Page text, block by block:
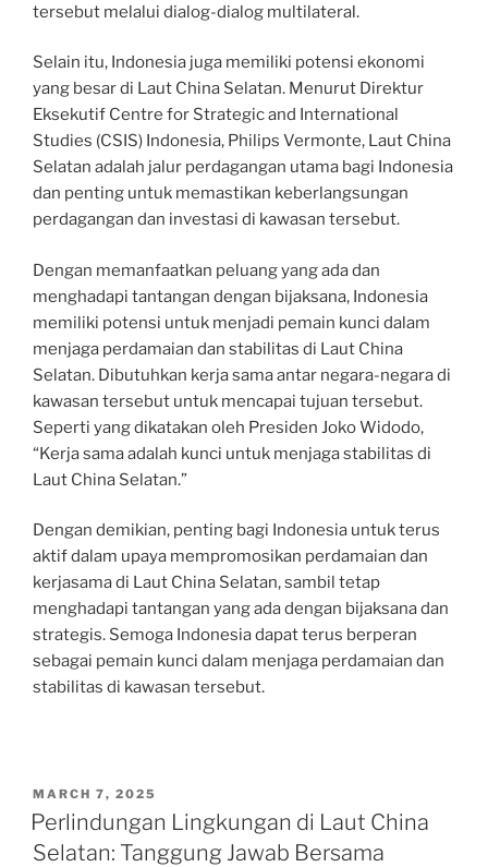
tersebut melalui dialog-dialog multilateral.
Selain itu, Indonesia juga memiliki potensi ekonomi
yang besar di Laut China Selatan. Menurut Direktur
Eksekutif Centre for Strategic and International
Studies (CSIS) Indonesia, Philips Vermonte, Laut China
Selatan adalah jalur perdagangan utama bagi Indonesia
dan penting untuk memastikan keberlangsungan
perdagangan dan investasi di kawasan tersebut.
Dengan memanfaatkan peluang yang ada dan
menghadapi tantangan dengan bijaksana, Indonesia
memiliki potensi untuk menjadi pemain kunci dalam
menjaga perdamaian dan stabilitas di Laut China
Selatan. Dibutuhkan kerja sama antar negara-negara di
kawasan tersebut untuk mencapai tujuan tersebut.
Seperti yang dikatakan oleh Presiden Joko Widodo,
“Kerja sama adalah kunci untuk menjaga stabilitas di
Laut China Selatan.”
Dengan demikian, penting bagi Indonesia untuk terus
aktif dalam upaya mempromosikan perdamaian dan
kerjasama di Laut China Selatan, sambil tetap
menghadapi tantangan yang ada dengan bijaksana dan
strategis. Semoga Indonesia dapat terus berperan
sebagai pemain kunci dalam menjaga perdamaian dan
stabilitas di kawasan tersebut.
POSTED
ON
MARCH 7, 2025
Perlindungan Lingkungan di Laut China
Selatan: Tanggung Jawab Bersama